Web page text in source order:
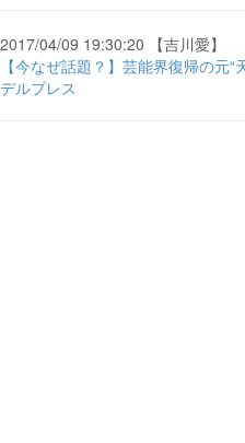
2017/04/09 19:30:20 【吉川愛】
【今なぜ話題？】芸能界復帰の元
デルプレス